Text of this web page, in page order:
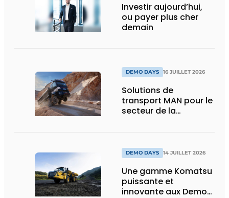
Investir aujourd’hui,
ou payer plus cher
demain
DEMO DAYS 16 JUILLET 2026
Solutions de
transport MAN pour le
secteur de la
DEMO DAYS 14 JUILLET 2026
Une gamme Komatsu
puissante et
innovante aux Demo